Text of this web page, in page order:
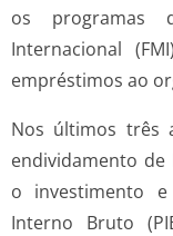
os programas
Internacional
empréstimos ao
Nos últimos três
endividamento
o investimento
Interno Bruto